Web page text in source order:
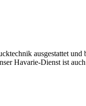
ausgestattet und
Havarie-Dienst ist